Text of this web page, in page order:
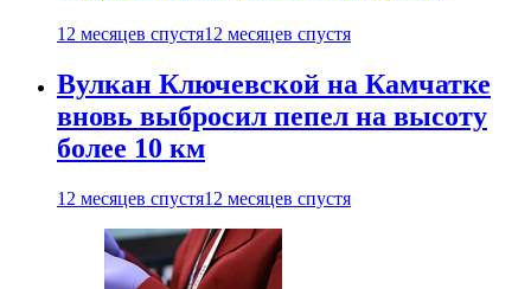
12 месяцев спустя12 месяцев спустя
Вулкан Ключевской на Камчатке
вновь выбросил пепел на высоту
более 10 км
12 месяцев спустя12 месяцев спустя